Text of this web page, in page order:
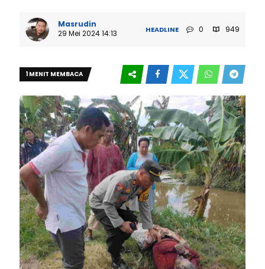
Masrudin
29 Mei 2024 14:13
HEADLINE 0 949
1 MENIT MEMBACA